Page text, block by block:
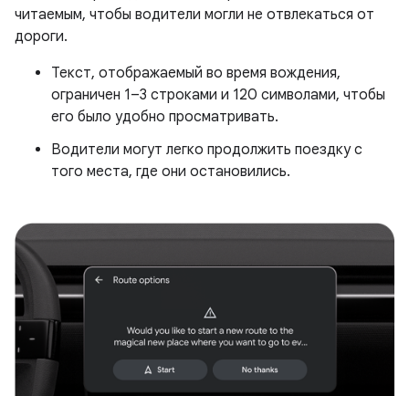
читаемым, чтобы водители могли не отвлекаться от
дороги.
Текст, отображаемый во время вождения,
ограничен 1–3 строками и 120 символами, чтобы
его было удобно просматривать.
Водители могут легко продолжить поездку с
того места, где они остановились.